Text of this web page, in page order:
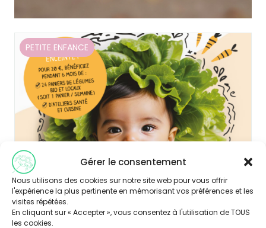
Gérer le consentement
Nous utilisons des cookies sur notre site web pour vous offrir
l'expérience la plus pertinente en mémorisant vos préférences et les
visites répétées.
En cliquant sur « Accepter », vous consentez à l'utilisation de TOUS
les cookies.
PETITE ENFANCE
Publié le 11/10/2024
Sur l’agglomération de Grand Angoulême,